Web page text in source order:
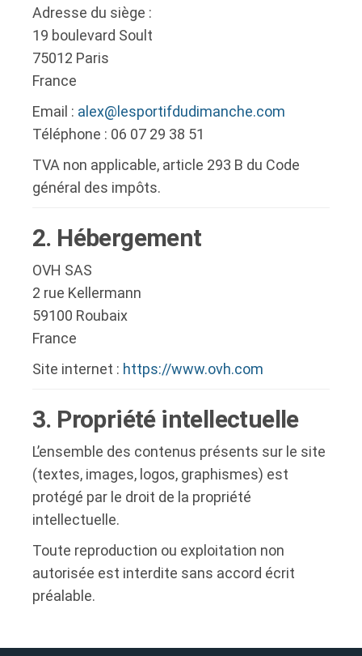
Adresse du siège :
19 boulevard Soult
75012 Paris
France
Email : alex@lesportifdudimanche.com
Téléphone : 06 07 29 38 51
TVA non applicable, article 293 B du Code
général des impôts.
2. Hébergement
OVH SAS
2 rue Kellermann
59100 Roubaix
France
Site internet : https://www.ovh.com
3. Propriété intellectuelle
L’ensemble des contenus présents sur le site
(textes, images, logos, graphismes) est
protégé par le droit de la propriété
intellectuelle.
Toute reproduction ou exploitation non
autorisée est interdite sans accord écrit
préalable.